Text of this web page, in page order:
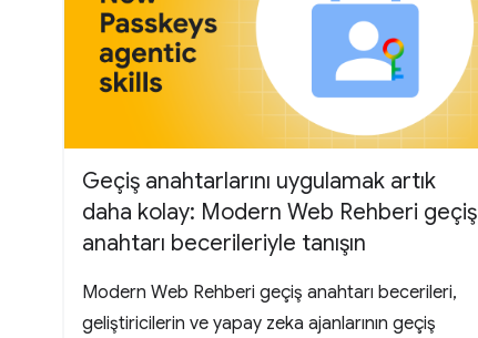
Geçiş anahtarlarını uygulamak artık
daha kolay: Modern Web Rehberi geçiş
anahtarı becerileriyle tanışın
Modern Web Rehberi geçiş anahtarı becerileri,
geliştiricilerin ve yapay zeka ajanlarının geçiş